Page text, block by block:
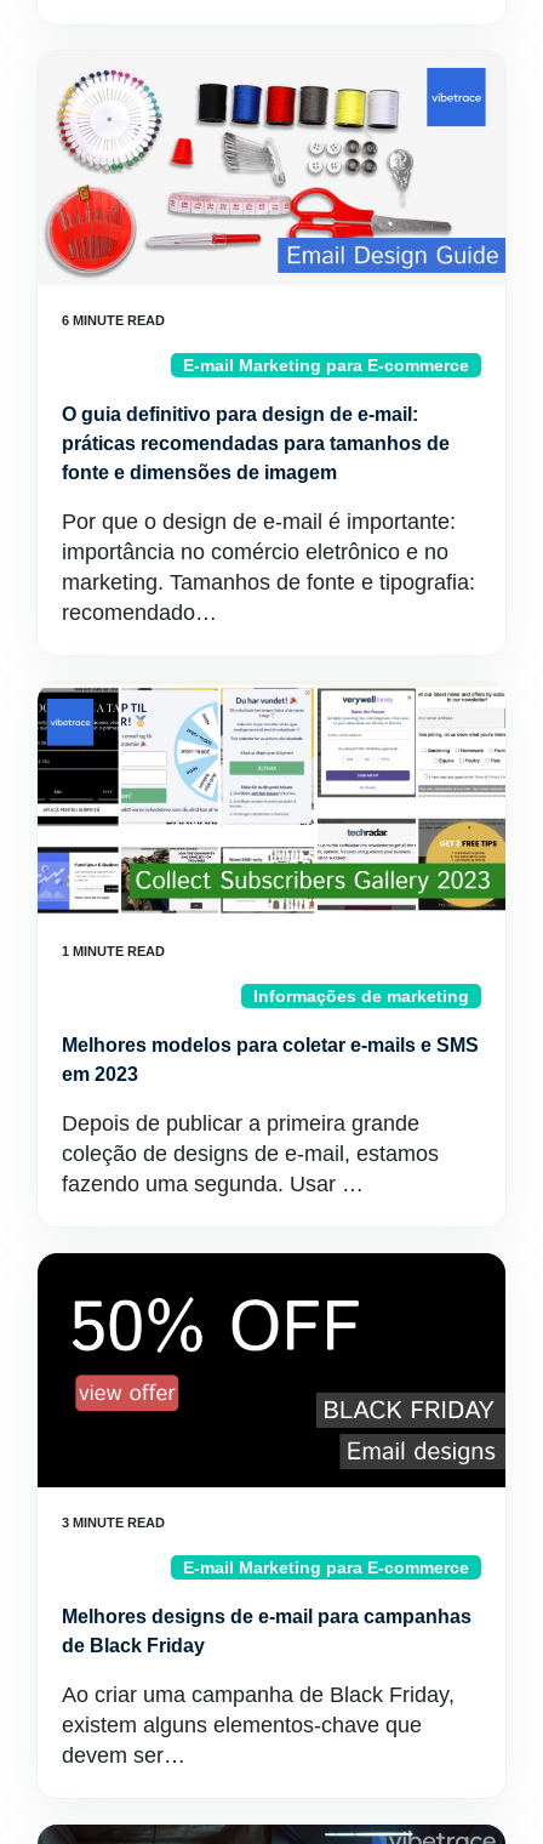
E-mail Marketing para E-commerce
O guia definitivo para design de e-mail:
práticas recomendadas para tamanhos de
fonte e dimensões de imagem
Por que o design de e-mail é importante:
importância no comércio eletrônico e no
marketing. Tamanhos de fonte e tipografia:
recomendado…
Informações de marketing
Melhores modelos para coletar e-mails e SMS
em 2023
Depois de publicar a primeira grande
coleção de designs de e-mail, estamos
fazendo uma segunda. Usar …
E-mail Marketing para E-commerce
Melhores designs de e-mail para campanhas
de Black Friday
Ao criar uma campanha de Black Friday,
existem alguns elementos-chave que
devem ser…